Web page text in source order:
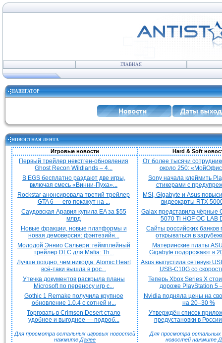
ГЛАВНАЯ
НАВИГАТОР
НОВОСТНАЯ ЛЕНТА
Игровые новости Hard & Soft
Первый трейлер некстген-обновления
Ghost Recon Wildlands – 4...
В EGS бесплатно раздают две игры,
включая смесь «Винни-Пуха»...
Rockstar анонсировала третий трейлер
GTA 6 — его покажут на ...
Саудовская Аравия купила EA за $55
млрд
Новые фракции, новые платформы и
новая демоверсия: фэнтезийн...
Молодой Эннио Сальери: геймплейный
трейлер DLC для Mafia: Th...
Лучше поздно, чем никогда: Atomic Heart
всё-таки вышла в рос...
Утечка документов раскрыла планы
Microsoft по переносу игр с...
Gothic 1 Remake получила крупное
обновление 1.0.4 с сотней и...
Торговать в Crimson Desert стало
удобнее и выгоднее — подроб...
Для просмотра остальных игровых новостей
нажмите Далее
От более тысячи
около 250:
Sony начала клеймить
стикерами с
MSI, Gigabyte и Asus
видеокарты RTX
Galax представила чёрные
5070 Ti HOF OC LAB
Сайты российских банков
открываться в
Материнские платы
Gigabyte подорожают в
Asus выпустила сетевую
USB-C10G со
Теперь Xbox Series X
дороже PlayStation 5
Nvidia подняла цены на
на 20–30 %
Утверждён список
предустановки в
Для просмотра остальных
новостей нажмите